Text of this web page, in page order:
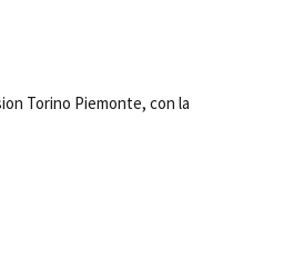
Torino Piemonte, con la